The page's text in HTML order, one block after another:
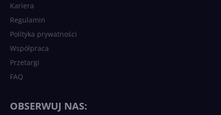
Kariera
Regulamin
Polityka prywatności
Współpraca
Przetargi
FAQ
OBSERWUJ NAS: